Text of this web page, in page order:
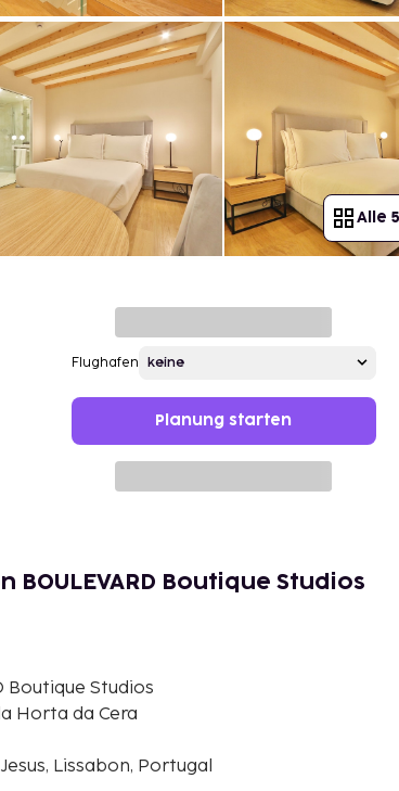
Alle
Flughafen
Planung starten
BOULEVARD Boutique Studios
Boutique Studios
Horta da Cera
Lissabon, Portugal